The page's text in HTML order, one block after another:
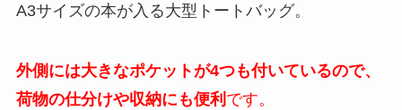
A3サイズの本が入る大型トートバッグ。
外側には大きなポケットが4つも付いているので、
荷物の仕分けや収納にも便利 です。